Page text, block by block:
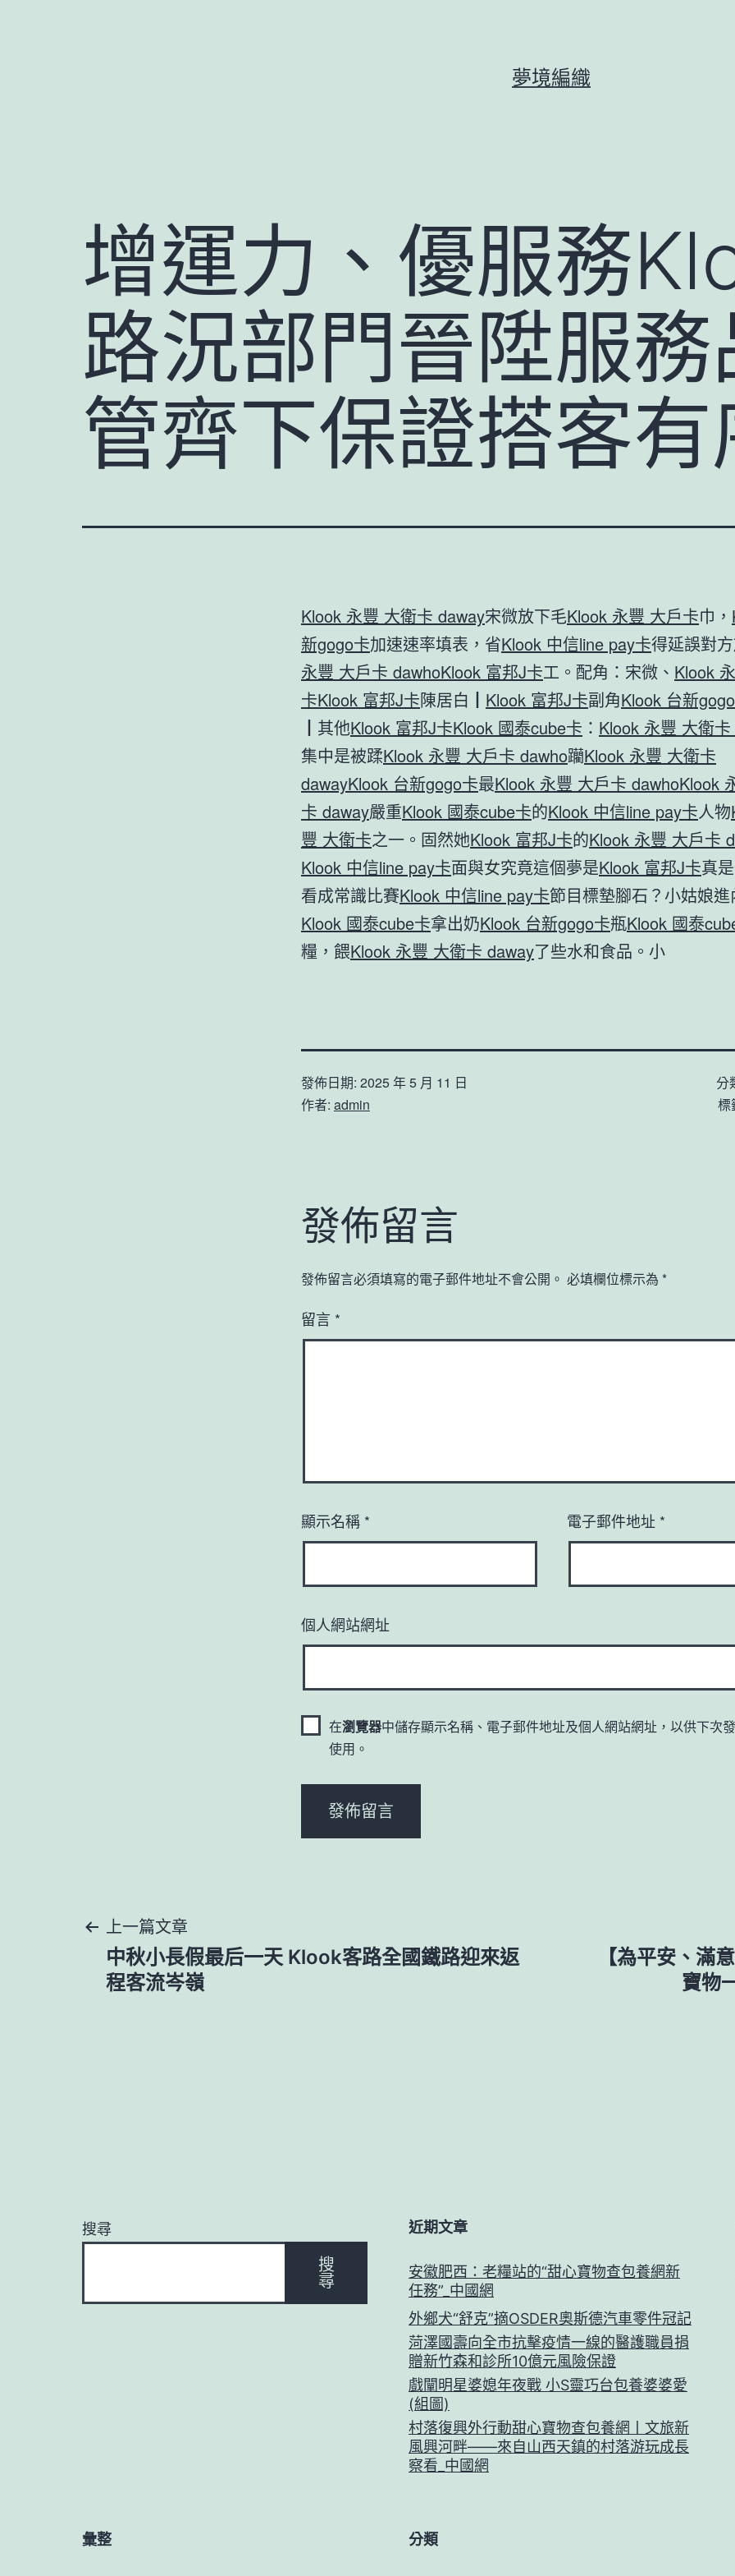
夢境編織
增運力、優服務
路況部門晉陞服務
管齊下保證搭客有
Klook 永豐 大衛卡 daway宋微放下毛Klook 永豐 大戶卡巾，
新gogo卡加速速率填表，省Klook 中信line pay卡得延誤對
永豐 大戶卡 dawhoKlook 富邦J卡工。配角：宋微、 Klook
卡Klook 富邦J卡陳居白┃ Klook 富邦J卡副角Klook 台新
┃其他Klook 富邦J卡Klook 國泰cube卡 ： Klook 永豐 大衛
集中是被蹂Klook 永豐 大戶卡 dawho躪Klook 永豐 大衛卡
dawayKlook 台新gogo卡最Klook 永豐 大戶卡 dawhoKlook
卡 daway嚴重Klook 國泰cube卡的Klook 中信line pay卡人物
豐 大衛卡之一。固然她Klook 富邦J卡的Klook 永豐 大戶卡
Klook 中信line pay卡面與女究竟這個夢是Klook 富邦J卡真
看成常識比賽Klook 中信line pay卡節目標墊腳石？小姑娘進
Klook 國泰cube卡拿出奶Klook 台新gogo卡瓶Klook 國泰
糧，餵Klook 永豐 大衛卡 daway了些水和食品。小
發佈日期: 2025 年 5 月 11 日
作者: admin
分
標
發佈留言
發佈留言必須填寫的電子郵件地址不會公開。 必填欄位標示為 *
留言 *
顯示名稱 * 電子郵件地址 *
個人網站網址
在瀏覽器中儲存顯示名稱、電子郵件地址及個人網站網址，以供下次
使用。
文
章
上一篇文章
中秋小長假最后一天 Klook客路全國鐵路迎來返
程客流岑嶺
【為平安、滿
寶物
搜尋
搜
尋
近期文章
安徽肥西：老糧站的“甜心寶物查包養網新
任務”_中國網
外鄉犬“舒克”摘OSDER奧斯德汽車零件冠記
菏澤國壽向全市抗擊疫情一線的醫護職員捐
贈新竹森和診所10億元風險保證
戲闡明星婆媳年夜戰 小S靈巧台包養婆婆愛
(組圖)
村落復興外行動甜心寶物查包養網丨文旅新
風興河畔——來自山西天鎮的村落游玩成長
察看_中國網
彙整 分類